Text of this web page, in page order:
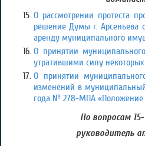
О рассмотрении протеста
решение Думы г. Арсеньева
аренду муниципального
О принятии
утратившими силу
О принятии
изменений в муниципальный
года № 278-МПА «Положение
По вопросам
руководитель